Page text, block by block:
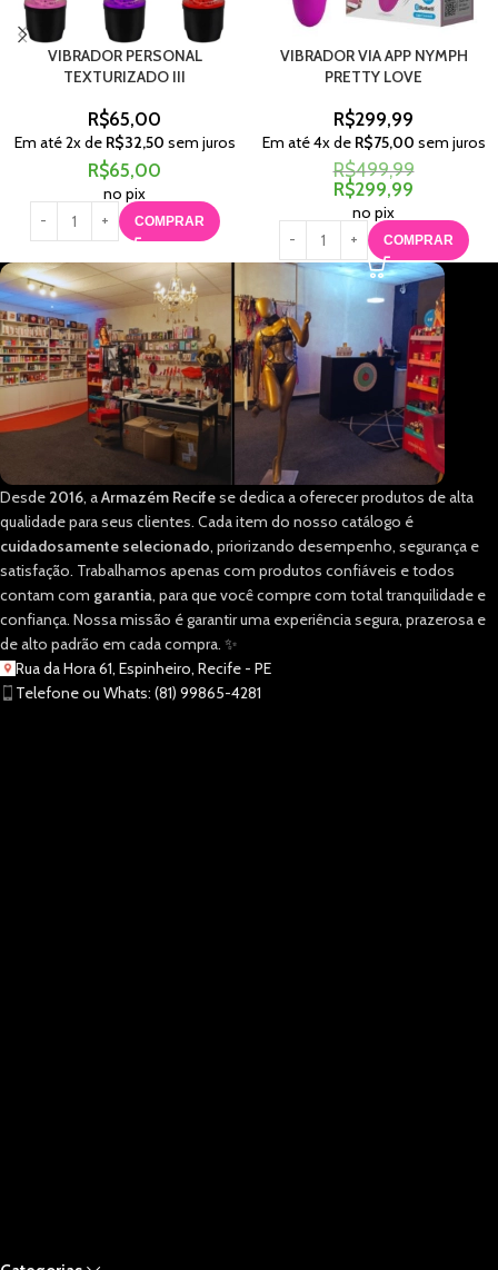
VIBRADOR PERSONAL
TEXTURIZADO III
R$65,00
Em até2x de R$32,50 sem juros
R$65,00
no pix
COMPRAR
VIBRADOR VIA APP NYMPH
PRETTY LOVE
R$299,99
Em até4x de R$75,00 sem juros
R$499,99
R$299,99
no pix
COMPRAR
Desde 2016, aArmazém Recifese dedica a oferecer produtos de alta
qualidade para seus clientes. Cada item do nosso catálogo é
cuidadosamente selecionado, priorizando desempenho, segurança e
satisfação. Trabalhamos apenas com produtos confiáveis e todos
contam com garantia, para que você compre com total tranquilidade e
confiança. Nossa missão é garantir uma experiência segura, prazerosa e
de alto padrão em cada compra. ✨
Rua da Hora 61, Espinheiro, Recife - PE
Telefone ou Whats: (81) 99865-4281